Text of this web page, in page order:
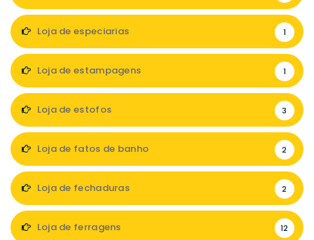
Loja de especiarias 1
Loja de estampagens 1
Loja de estofos 3
Loja de fatos de banho 2
Loja de fechaduras 2
Loja de ferragens 12